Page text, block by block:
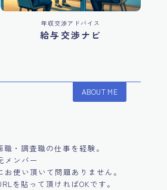
年収交渉アドバイス
給与交渉ナビ
ABOUT ME
・調査職の仕事を経験。
メンバー
使い頂いて問題ありません。
を貼って頂ければOKです。